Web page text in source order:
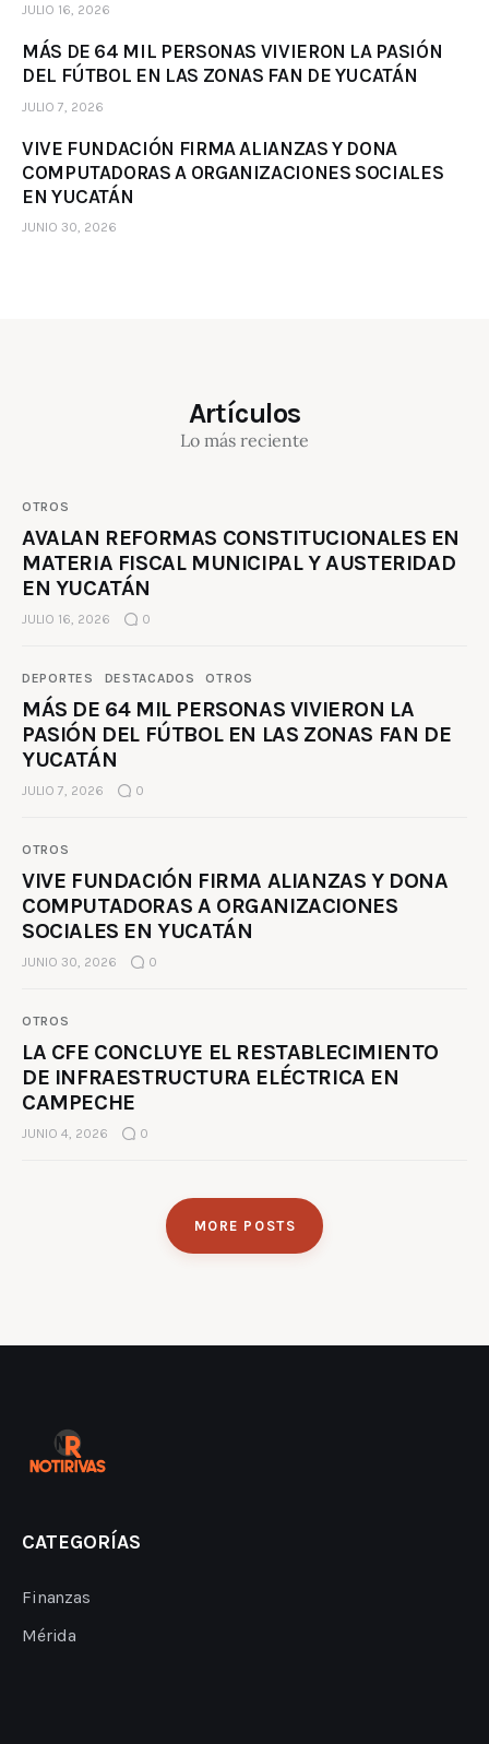
JULIO 16, 2026
MÁS DE 64 MIL PERSONAS VIVIERON LA PASIÓN
DEL FÚTBOL EN LAS ZONAS FAN DE YUCATÁN
JULIO 7, 2026
VIVE FUNDACIÓN FIRMA ALIANZAS Y DONA
COMPUTADORAS A ORGANIZACIONES SOCIALES
EN YUCATÁN
JUNIO 30, 2026
Artículos
Lo más reciente
OTROS
AVALAN REFORMAS CONSTITUCIONALES EN
MATERIA FISCAL MUNICIPAL Y AUSTERIDAD
EN YUCATÁN
JULIO 16, 2026 0
DEPORTES DESTACADOS OTROS
MÁS DE 64 MIL PERSONAS VIVIERON LA
PASIÓN DEL FÚTBOL EN LAS ZONAS FAN DE
YUCATÁN
JULIO 7, 2026 0
OTROS
VIVE FUNDACIÓN FIRMA ALIANZAS Y DONA
COMPUTADORAS A ORGANIZACIONES
SOCIALES EN YUCATÁN
JUNIO 30, 2026 0
OTROS
LA CFE CONCLUYE EL RESTABLECIMIENTO
DE INFRAESTRUCTURA ELÉCTRICA EN
CAMPECHE
JUNIO 4, 2026 0
MORE POSTS
CATEGORÍAS
Finanzas
Mérida